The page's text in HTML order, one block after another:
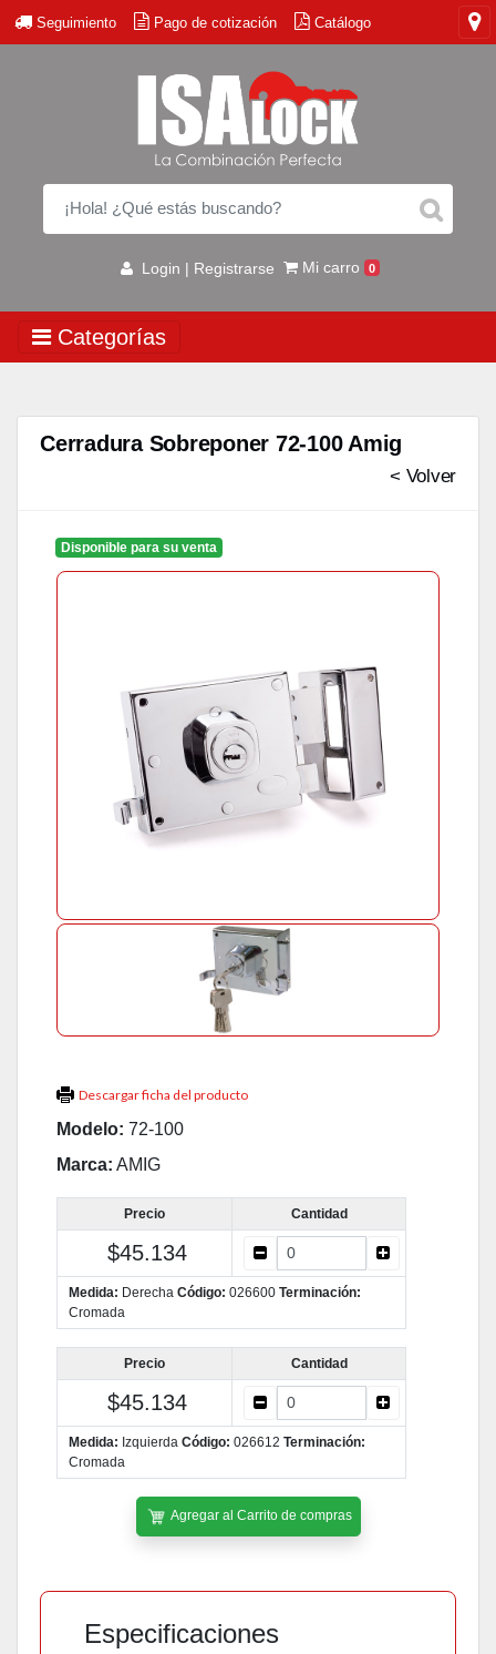
Seguimiento Pago de cotización Catálogo
Login | Registrarse Mi carro 0
Categorías
Cerradura Sobreponer 72-100 Amig
< Volver
Disponible para su venta
Descargar ficha del producto
Modelo: 72-100
Marca: AMIG
Precio Cantidad
$45.134
Medida: Derecha Código: 026600 Terminación:
Cromada
Precio Cantidad
$45.134
Medida: Izquierda Código: 026612 Terminación:
Cromada
Agregar al Carrito de compras
Especificaciones